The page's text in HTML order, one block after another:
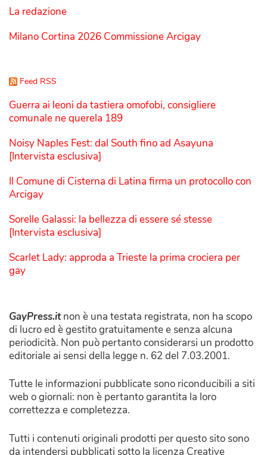
La redazione
Milano Cortina 2026 Commissione Arcigay
Feed RSS
Guerra ai leoni da tastiera omofobi, consigliere
comunale ne querela 189
Noisy Naples Fest: dal South fino ad Asayuna
[Intervista esclusiva]
Il Comune di Cisterna di Latina firma un protocollo con
Arcigay
Sorelle Galassi: la bellezza di essere sé stesse
[Intervista esclusiva]
Scarlet Lady: approda a Trieste la prima crociera per
gay
GayPress.itnon è una testata registrata, non ha scopo
di lucro ed è gestito gratuitamente e senza alcuna
periodicità. Non può pertanto considerarsi un prodotto
editoriale ai sensi della legge n. 62 del 7.03.2001.
Tutte le informazioni pubblicate sono riconducibili a siti
web o giornali: non è pertanto garantita la loro
correttezza e completezza.
Tutti i contenuti originali prodotti per questo sito sono
da intendersi pubblicati sotto la licenza Creative